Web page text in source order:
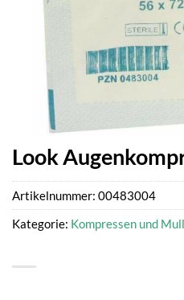
Look
Artikelnummer: 00483004
Kategorie: Kompressen und